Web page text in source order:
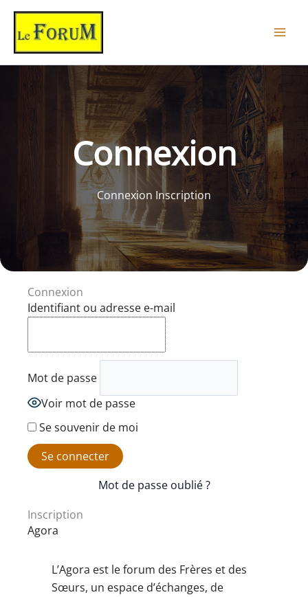
Aller
contenu
Connexion
Connexion Inscription
Connexion
Identifiant ou adresse e-mail
Mot de passe
Voir mot de passe
Se souvenir de moi
Mot de passe oublié ?
Inscription
Agora
L’Agora est le forum des Frères et des
Sœurs, un espace d’échanges, de